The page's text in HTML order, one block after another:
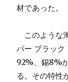
材であった。
このような
バー ブラック
92%、錫8%
る。その特性